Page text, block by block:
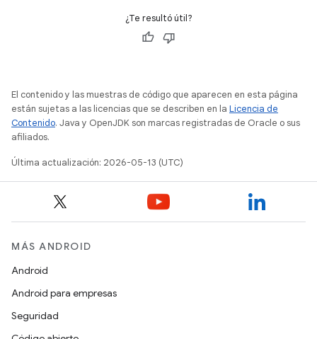
¿Te resultó útil?
El contenido y las muestras de código que aparecen en esta página
están sujetas a las licencias que se describen en la Licencia de
Contenido. Java y OpenJDK son marcas registradas de Oracle o sus
afiliados.
Última actualización: 2026-05-13 (UTC)
MÁS ANDROID
Android
Android para empresas
Seguridad